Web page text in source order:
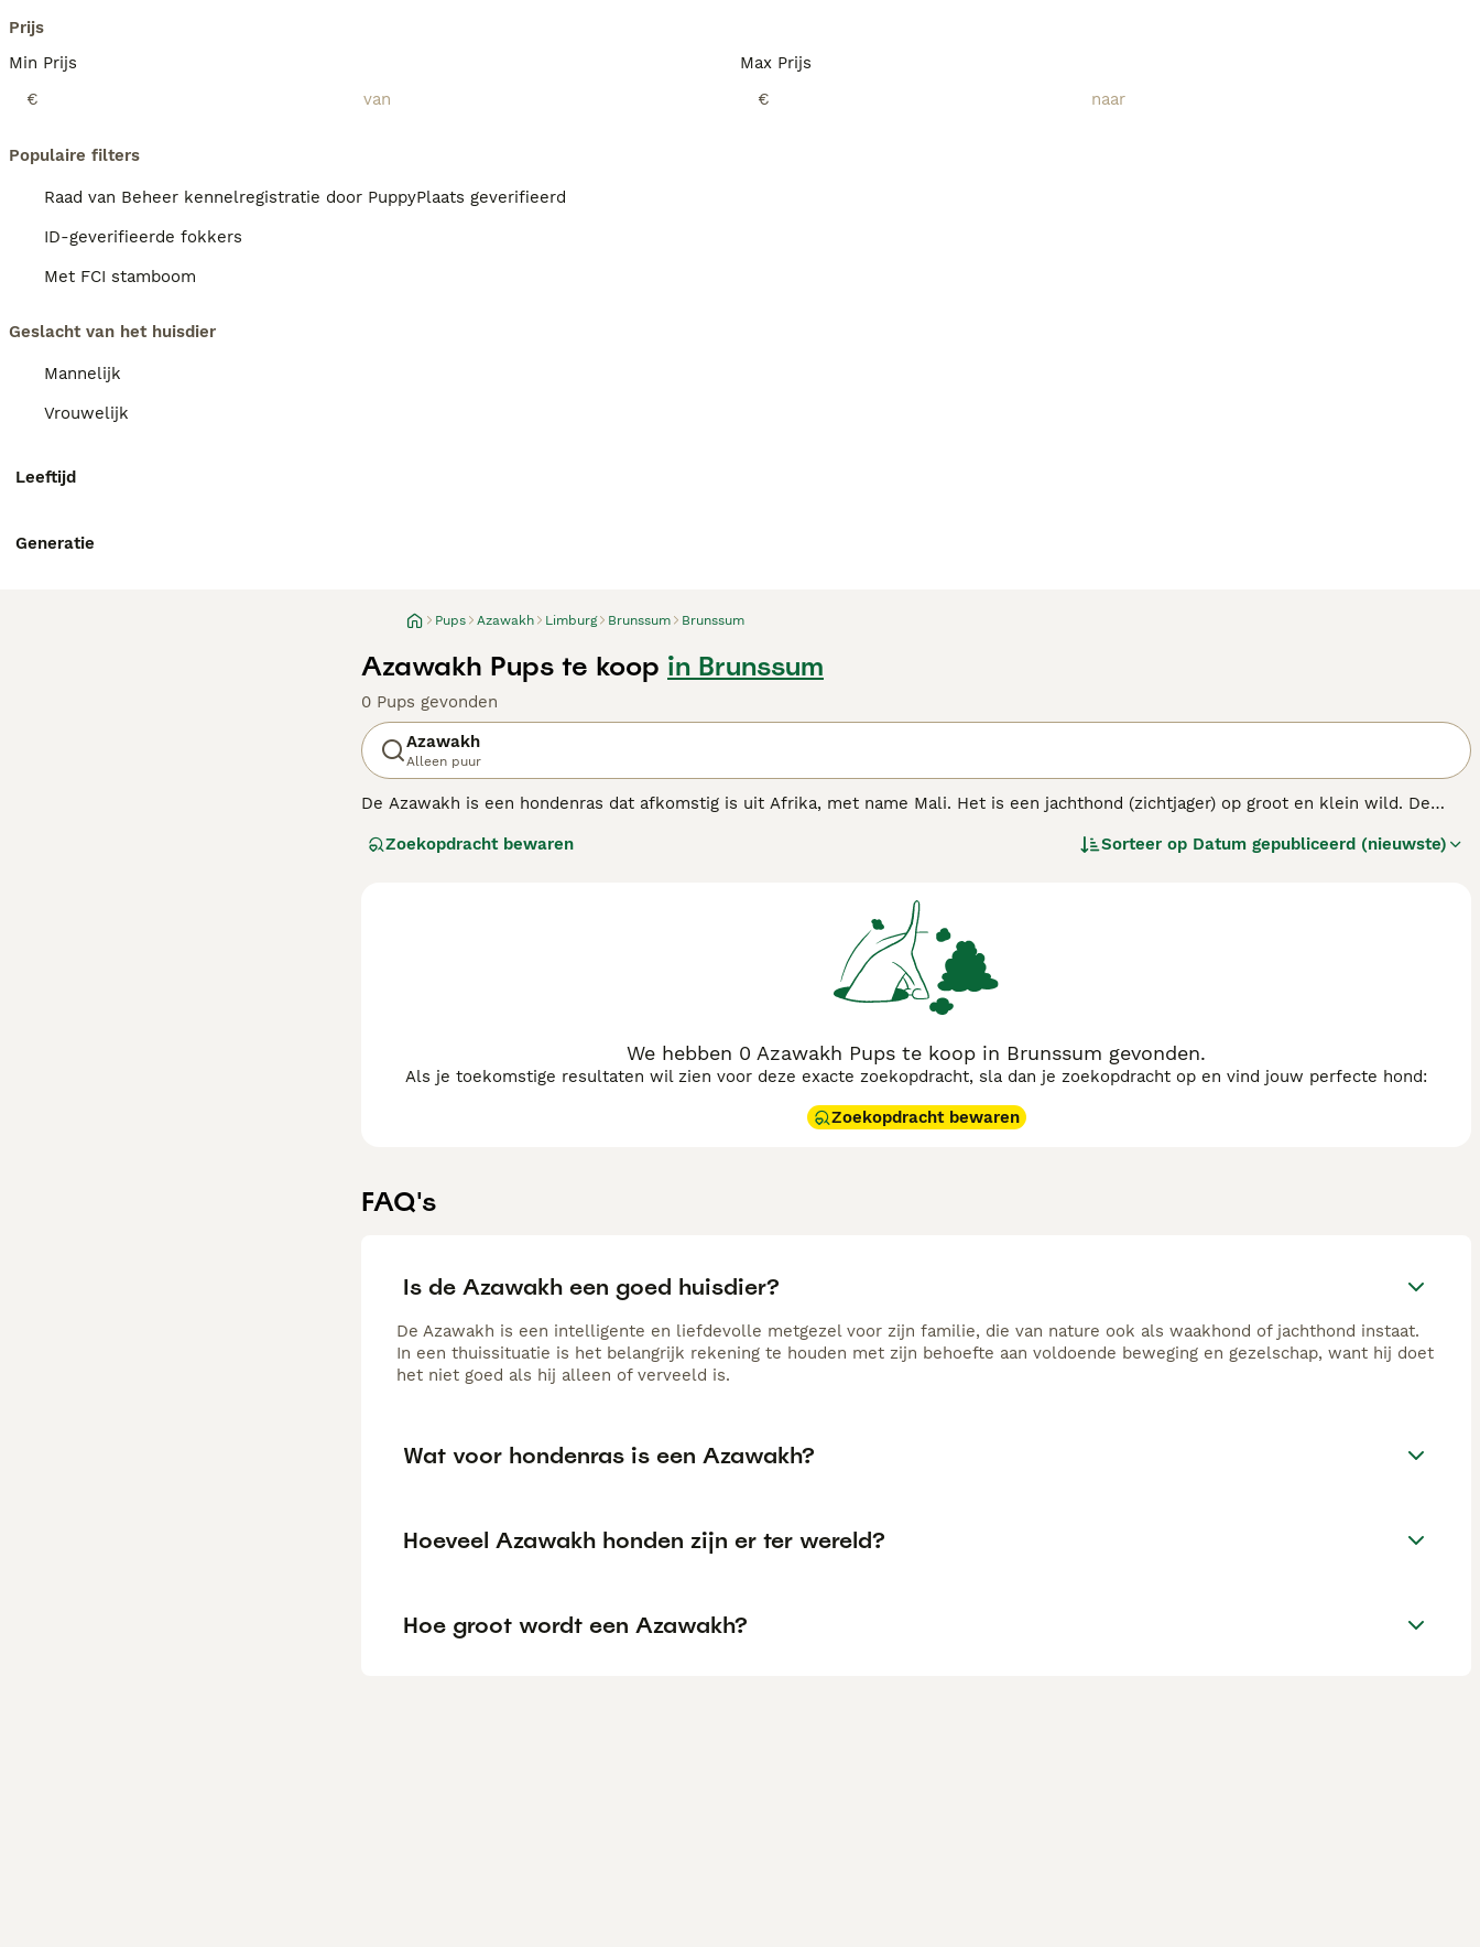
Prijs
Min Prijs
€
Max Prijs
€
Populaire filters
Raad van Beheer kennelregistratie door PuppyPlaats geverifieerd
ID-geverifieerde fokkers
Met FCI stamboom
Geslacht van het huisdier
Mannelijk
Vrouwelijk
Leeftijd
Generatie
Pups Azawakh Limburg Brunssum Brunssum
Azawakh Pups te koop in Brunssum
0 Pups gevonden
Azawakh
Alleen puur
De Azawakh is een hondenras dat afkomstig is uit Afrika, met name Mali. Het is een jachthond (zichtjager) op groot en klein wild. De
Zoekopdracht bewaren Sorteer op Datum gepubliceerd (nieuwste)
We hebben 0 Azawakh Pups te koop in Brunssum gevonden.
Als je toekomstige resultaten wil zien voor deze exacte zoekopdracht, sla dan je zoekopdracht op en vind jouw perfecte hond:
Zoekopdracht bewaren
FAQ's
Is de Azawakh een goed huisdier?
De Azawakh is een intelligente en liefdevolle metgezel voor zijn familie, die van nature ook als waakhond of jachthond instaat.
In een thuissituatie is het belangrijk rekening te houden met zijn behoefte aan voldoende beweging en gezelschap, want hij doet
het niet goed als hij alleen of verveeld is.
Wat voor hondenras is een Azawakh?
Hoeveel Azawakh honden zijn er ter wereld?
Hoe groot wordt een Azawakh?